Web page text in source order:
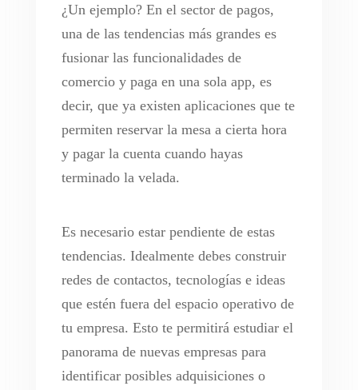
¿Un ejemplo? En el sector de pagos,
una de las tendencias más grandes es
fusionar las funcionalidades de
comercio y paga en una sola app, es
decir, que ya existen aplicaciones que te
permiten reservar la mesa a cierta hora
y pagar la cuenta cuando hayas
terminado la velada.
Es necesario estar pendiente de estas
tendencias. Idealmente debes construir
redes de contactos, tecnologías e ideas
que estén fuera del espacio operativo de
tu empresa. Esto te permitirá estudiar el
panorama de nuevas empresas para
identificar posibles adquisiciones o